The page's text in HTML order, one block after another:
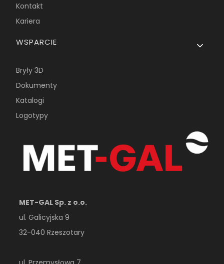
Kontakt
Kariera
WSPARCIE
Bryły 3D
Dokumenty
Katalogi
Logotypy
MET-GAL Sp. z o.o.
ul. Galicyjska 9
32-040 Rzeszotary